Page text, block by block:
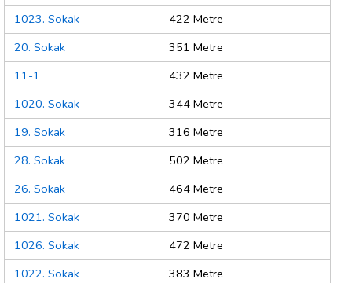
1023. Sokak
422 Metre
20. Sokak
351 Metre
11-1
432 Metre
1020. Sokak
344 Metre
19. Sokak
316 Metre
28. Sokak
502 Metre
26. Sokak
464 Metre
1021. Sokak
370 Metre
1026. Sokak
472 Metre
1022. Sokak
383 Metre